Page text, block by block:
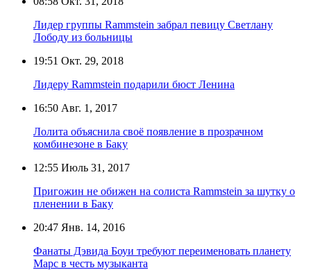
Лидер группы Rammstein забрал певицу Светлану
Лободу из больницы
19:51 Окт. 29, 2018
Лидеру Rammstein подарили бюст Ленина
16:50 Авг. 1, 2017
Лолита объяснила своё появление в прозрачном
комбинезоне в Баку
12:55 Июль 31, 2017
Пригожин не обижен на солиста Rammstein за шутку о
пленении в Баку
20:47 Янв. 14, 2016
Фанаты Дэвида Боуи требуют переименовать планету
Марс в честь музыканта